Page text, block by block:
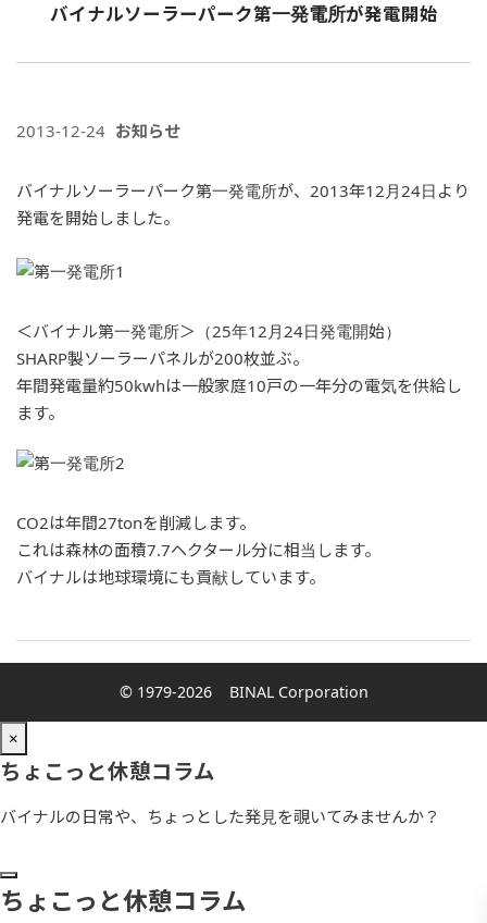
バイナルソーラーパーク第一発電所が発電開始
2013-12-24 お知らせ
バイナルソーラーパーク第一発電所が、2013年12月24日より
発電を開始しました。
＜バイナル第一発電所＞（25年12月24日発電開始）
SHARP製ソーラーパネルが200枚並ぶ。
年間発電量約50kwhは一般家庭10戸の一年分の電気を供給し
ます。
CO2は年間27tonを削減します。
これは森林の面積7.7ヘクタール分に相当します。
バイナルは地球環境にも貢献しています。
© 1979-2026 BINAL Corporation
×
ちょこっと休憩コラム
バイナルの日常や、ちょっとした発見を覗いてみませんか？
ちょこっと休憩コラム